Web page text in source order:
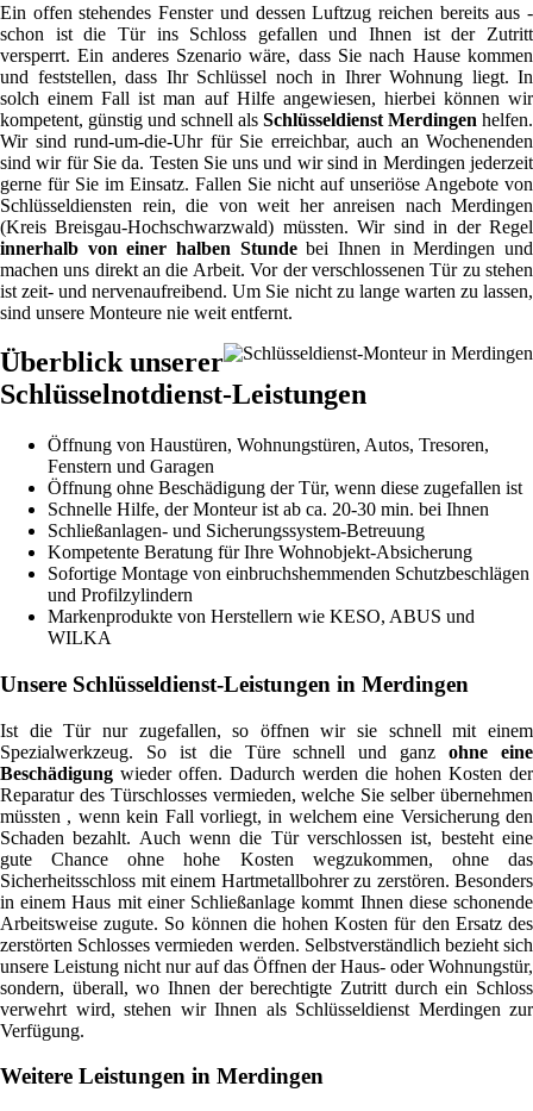
Ein offen stehendes Fenster und dessen Luftzug reichen bereits aus -
schon ist die Tür ins Schloss gefallen und Ihnen ist der Zutritt
versperrt. Ein anderes Szenario wäre, dass Sie nach Hause kommen
und feststellen, dass Ihr Schlüssel noch in Ihrer Wohnung liegt. In
solch einem Fall ist man auf Hilfe angewiesen, hierbei können wir
kompetent, günstig und schnell als Schlüsseldienst Merdingen helfen.
Wir sind rund-um-die-Uhr für Sie erreichbar, auch an Wochenenden
sind wir für Sie da. Testen Sie uns und wir sind in Merdingen jederzeit
gerne für Sie im Einsatz. Fallen Sie nicht auf unseriöse Angebote von
Schlüsseldiensten rein, die von weit her anreisen nach Merdingen
(Kreis Breisgau-Hochschwarzwald) müssten. Wir sind in der Regel
innerhalb von einer halben Stundebei Ihnen in Merdingen und
machen uns direkt an die Arbeit. Vor der verschlossenen Tür zu stehen
ist zeit- und nervenaufreibend. Um Sie nicht zu lange warten zu lassen,
sind unsere Monteure nie weit entfernt.
Überblick unserer
Schlüsselnotdienst-Leistungen
Öffnung von Haustüren, Wohnungstüren, Autos, Tresoren,
Fenstern und Garagen
Öffnung ohne Beschädigung der Tür, wenn diese zugefallen ist
Schnelle Hilfe, der Monteur ist ab ca. 20-30 min. bei Ihnen
Schließanlagen- und Sicherungssystem-Betreuung
Kompetente Beratung für Ihre Wohnobjekt-Absicherung
Sofortige Montage von einbruchshemmenden Schutzbeschlägen
und Profilzylindern
Markenprodukte von Herstellern wie KESO, ABUS und
WILKA
Unsere Schlüsseldienst-Leistungen in Merdingen
Ist die Tür nur zugefallen, so öffnen wir sie schnell mit einem
Spezialwerkzeug. So ist die Türe schnell und ganzohne eine
Beschädigung wieder offen. Dadurch werden die hohen Kosten der
Reparatur des Türschlosses vermieden, welche Sie selber übernehmen
müssten , wenn kein Fall vorliegt, in welchem eine Versicherung den
Schaden bezahlt. Auch wenn die Tür verschlossen ist, besteht eine
gute Chance ohne hohe Kosten wegzukommen, ohne das
Sicherheitsschloss mit einem Hartmetallbohrer zu zerstören. Besonders
in einem Haus mit einer Schließanlage kommt Ihnen diese schonende
Arbeitsweise zugute. So können die hohen Kosten für den Ersatz des
zerstörten Schlosses vermieden werden. Selbstverständlich bezieht sich
unsere Leistung nicht nur auf das Öffnen der Haus- oder Wohnungstür,
sondern, überall, wo Ihnen der berechtigte Zutritt durch ein Schloss
verwehrt wird, stehen wir Ihnen als Schlüsseldienst Merdingen zur
Verfügung.
Weitere Leistungen in Merdingen